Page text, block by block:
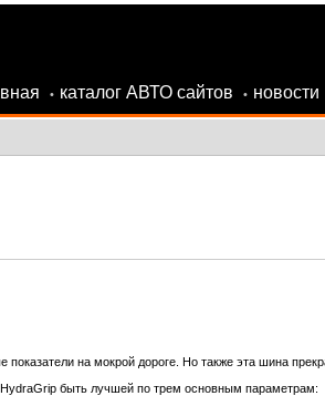
• каталог АВТО сайтов • новости
на мокрой дороге. Но также эта шина
быть лучшей по трем основным параметрам: